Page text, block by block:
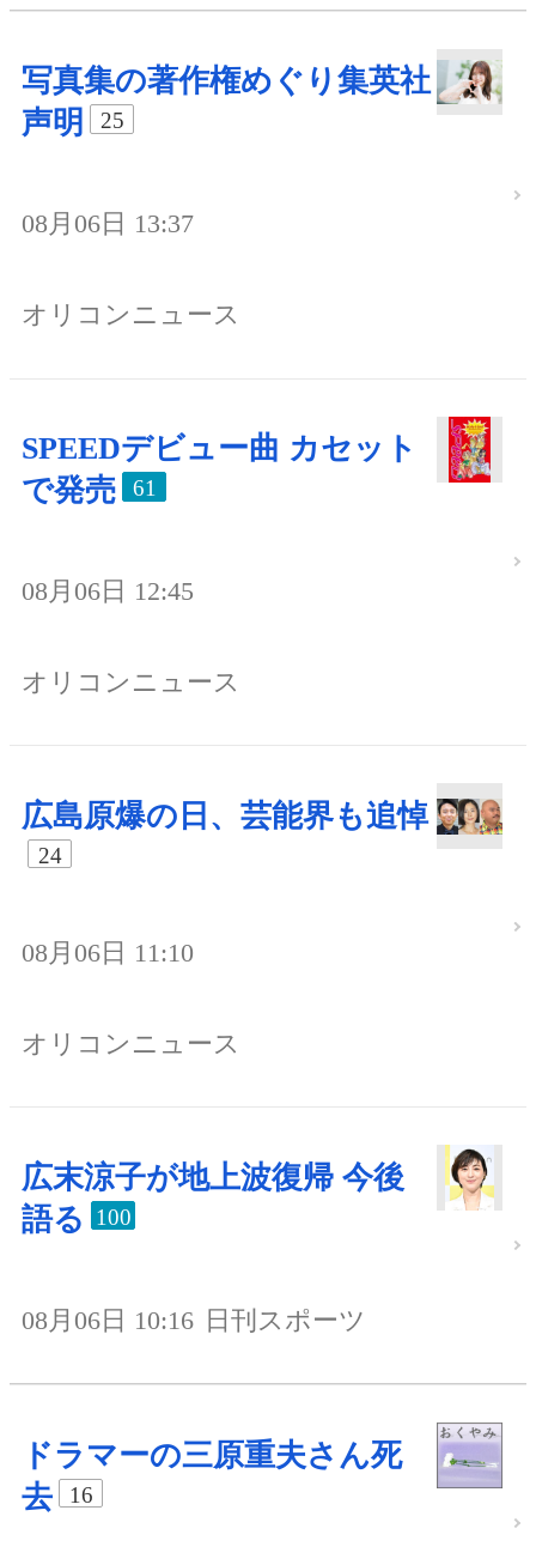
写真集の著作権めぐり集英社
声明
25
08月06日 13:37
オリコンニュース
SPEEDデビュー曲 カセット
で発売
61
08月06日 12:45
オリコンニュース
広島原爆の日、芸能界も追悼
24
08月06日 11:10
オリコンニュース
広末涼子が地上波復帰 今後
語る
100
08月06日 10:16 日刊スポーツ
ドラマーの三原重夫さん死
去
16